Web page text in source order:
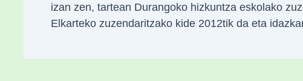
izan zen, tartean Durangoko hizkuntza eskolako
Elkarteko zuzendaritzako kide 2012tik da eta